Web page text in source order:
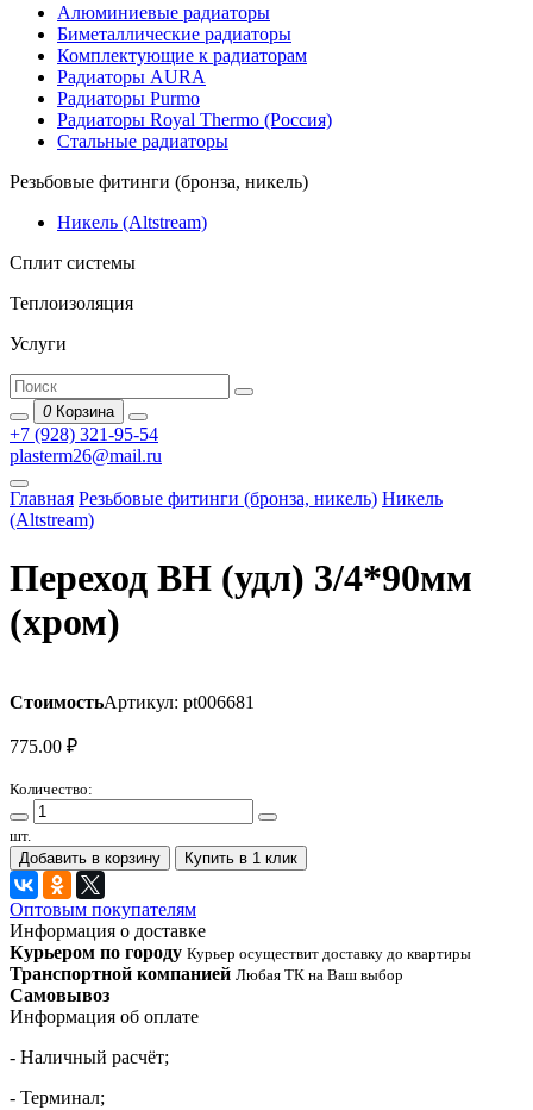
Алюминиевые радиаторы
Биметаллические радиаторы
Комплектующие к радиаторам
Радиаторы AURA
Радиаторы Purmo
Радиаторы Royal Thermo (Россия)
Стальные радиаторы
Резьбовые фитинги (бронза, никель)
Никель (Altstream)
Сплит системы
Теплоизоляция
Услуги
0 Корзина
+7 (928) 321-95-54
plasterm26@mail.ru
Главная Резьбовые фитинги (бронза, никель) Никель
(Altstream)
Переход ВН (удл) 3/4*90мм
(хром)
СтоимостьАртикул: pt006681
775.00 ₽
Количество:
шт.
Добавить в корзину
Купить в 1 клик
Оптовым покупателям
Информация о доставке
Курьером по городу Курьер осуществит доставку до квартиры
Транспортной компанией Любая ТК на Ваш выбор
Самовывоз
Информация об оплате
- Наличный расчёт;
- Терминал;